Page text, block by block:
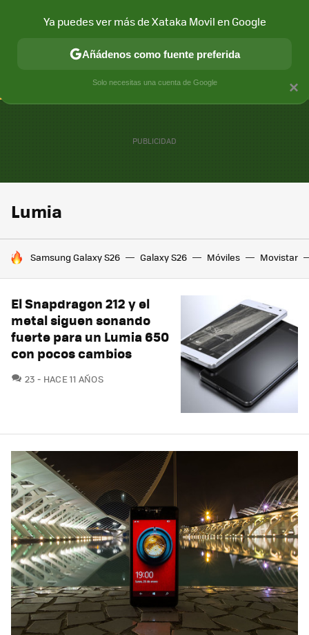
CONECTIVIDAD MÓVIL Y SOCIEDAD APLICACIONES
Lumia
HOY SE HABLA DE
Samsung Galaxy S26 Galaxy S26 Móviles Movistar
El Snapdragon 212 y el
metal siguen sonando
fuerte para un Lumia 650
con pocos cambios
23 COMENTARIOS
HACE 11 AÑOS
×
Ya puedes ver más de Xataka Movil en Google
Añádenos como fuente preferida
Solo necesitas una cuenta de Google